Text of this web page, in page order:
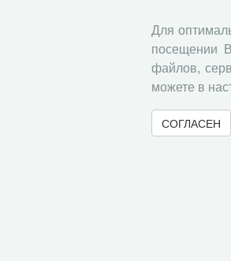
Для
посещении
файлов,
можете в
СОГЛАСЕН